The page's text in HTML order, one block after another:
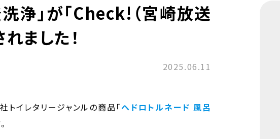
浄」が「Check!（宮崎放送
ました！
2025.06.11
トイレタリージャンルの商品「ヘドロトルネード 風呂